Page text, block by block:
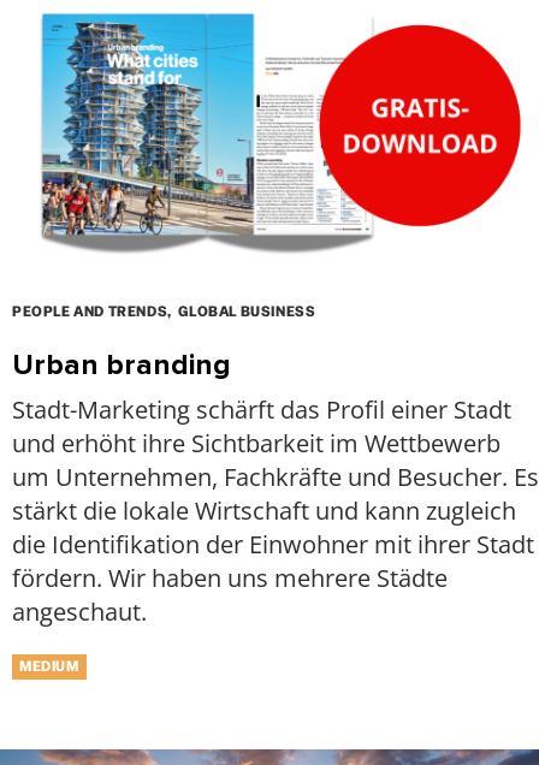
PEOPLE AND TRENDS GLOBAL BUSINESS
Urban branding
Stadt-Marketing schärft das Profil einer Stadt
und erhöht ihre Sichtbarkeit im Wettbewerb
um Unternehmen, Fachkräfte und Besucher. Es
stärkt die lokale Wirtschaft und kann zugleich
die Identifikation der Einwohner mit ihrer Stadt
fördern. Wir haben uns mehrere Städte
angeschaut.
MEDIUM